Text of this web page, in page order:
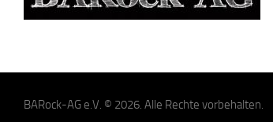
BARock-AG e.V. © 2026. Alle Rechte vorbehalten.